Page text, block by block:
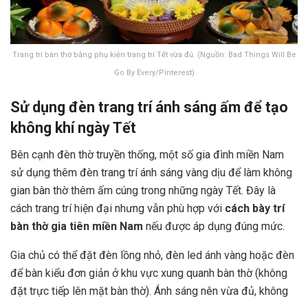
Trang trí bàn thờ bằng phụ kiện trang trí Tết vừa đủ. (Nguồn: Bad Things Will Be
Go By Every/Pinterest)
Sử dụng đèn trang trí ánh sáng ấm để tạo
không khí ngày Tết
Bên cạnh đèn thờ truyền thống, một số gia đình miền Nam
sử dụng thêm đèn trang trí ánh sáng vàng dịu để làm không
gian bàn thờ thêm ấm cúng trong những ngày Tết. Đây là
cách trang trí hiện đại nhưng vẫn phù hợp với cách bày trí
bàn thờ gia tiên miền Nam nếu được áp dụng đúng mức.
Gia chủ có thể đặt đèn lồng nhỏ, đèn led ánh vàng hoặc đèn
để bàn kiểu đơn giản ở khu vực xung quanh bàn thờ (không
đặt trực tiếp lên mặt bàn thờ). Ánh sáng nên vừa đủ, không